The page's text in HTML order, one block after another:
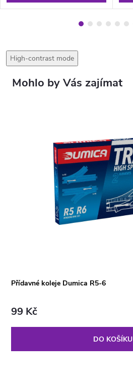
High-contrast mode
Přídavné koleje Dumica R5-6
99 Kč
DO KOŠÍKU